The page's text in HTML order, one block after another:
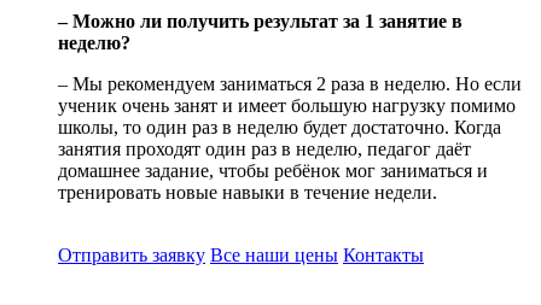
– Можно ли получить результат за 1 занятие в
неделю?
– Мы рекомендуем заниматься 2 раза в неделю. Но если
ученик очень занят и имеет большую нагрузку помимо
школы, то один раз в неделю будет достаточно. Когда
занятия проходят один раз в неделю, педагог даёт
домашнее задание, чтобы ребёнок мог заниматься и
тренировать новые навыки в течение недели.
Отправить заявку Все наши цены Контакты